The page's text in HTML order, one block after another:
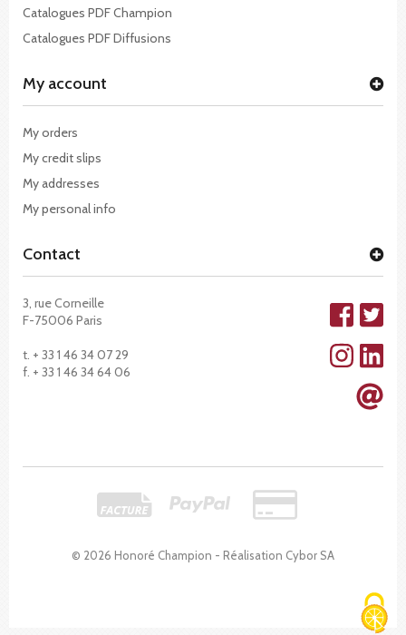
© 2026 Honoré Champion - Réalisation Cybor SA
Catalogues PDF Champion
Catalogues PDF Diffusions
My account
My orders
My credit slips
My addresses
My personal info
Contact
3, rue Corneille
F-75006 Paris
t. + 33 1 46 34 07 29
f. + 33 1 46 34 64 06